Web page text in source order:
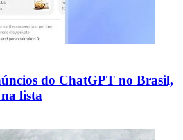
do ChatGPT no Brasil,
lista